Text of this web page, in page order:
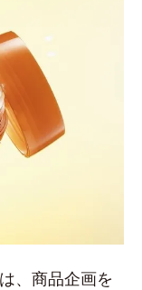
、商品企画を